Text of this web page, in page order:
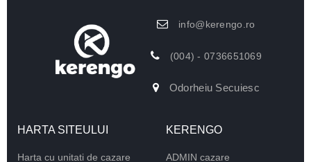
info@kerengo.ro
(004) - 0736651069
Odorheiu Secuiesc
HARTA SITEULUI
Harta cu unitati de cazare
KERENGO
ADMIN cazare